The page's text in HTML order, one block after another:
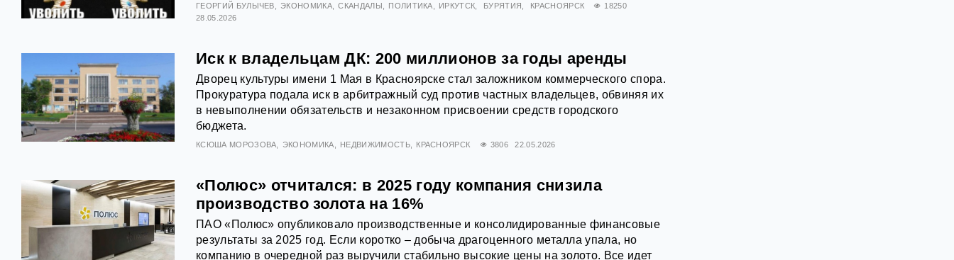
ГЕОРГИЙ БУЛЫЧЕВ ЭКОНОМИКА СКАНДАЛЫ ПОЛИТИКА ИРКУТСК БУРЯТИЯ КРАСНОЯРСК
18250
28.05.2026
Иск к владельцам ДК: 200 миллионов за годы аренды
Дворец культуры имени 1 Мая в Красноярске стал заложником коммерческого спора.
Прокуратура подала иск в арбитражный суд против частных владельцев, обвиняя их
в невыполнении обязательств и незаконном присвоении средств городского
бюджета.
КСЮША МОРОЗОВА ЭКОНОМИКА НЕДВИЖИМОСТЬ КРАСНОЯРСК 3806 22.05.2026
«Полюс» отчитался: в 2025 году компания снизила
производство золота на 16%
ПАО «Полюс» опубликовало производственные и консолидированные финансовые
результаты за 2025 год. Если коротко – добыча драгоценного металла упала, но
компанию в очередной раз выручили стабильно высокие цены на золото. Все идет